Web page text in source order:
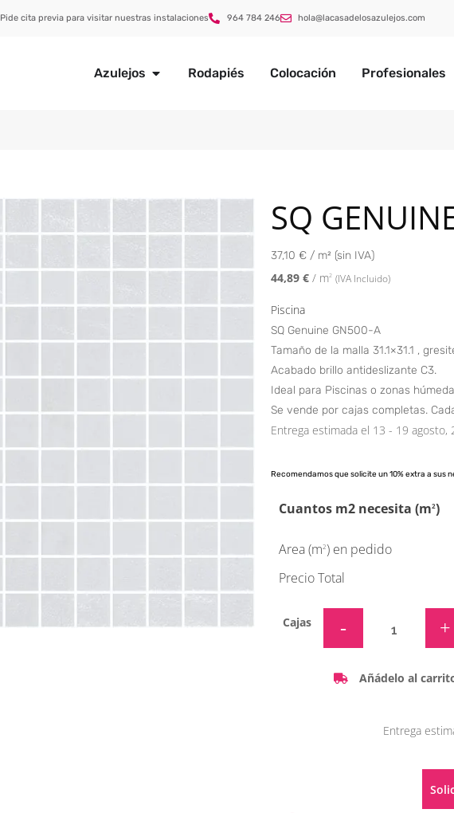
Pide cita previa para visitar nuestras instalaciones 964 784 246 hola@lacasadelosazulejos.com
Azulejos Rodapiés Colocación Profesionales
SQ
37,10 € / m² (sin IVA)
44,89 € / m2 (IVA Incluido)
Piscina
SQ Genuine GN500-A
Tamaño de la malla 31.1×31.1 ,
Acabado brillo antideslizante C3.
Ideal para Piscinas o zonas
Se vende por cajas completas.
Entrega estimada el 13 - 19 agosto,
Recomendamos que solicite un 10% extra a
Cuantos m2 necesita (m2)
Area (m2) en pedido
Precio Total
Cajas
Añádelo al
Entrega